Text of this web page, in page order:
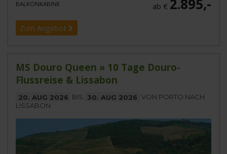
BALKONKABINE ab € 2.895,-
Zum Angebot
MS Douro Queen » 10 Tage Douro-
Flussreise & Lissabon
20. AUG 2026 BIS 30. AUG 2026 VON PORTO NACH
LISSABON